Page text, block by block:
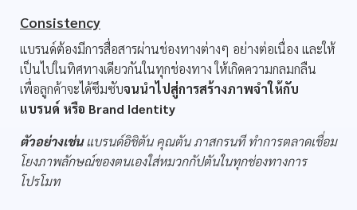
Consistency
แบรนด์ต้องมีการสื่อสารผ่านช่องทางต่างๆ อย่างต่อเนื่อง และให้
เป็นไปในทิศทางเดียวกันในทุกช่องทาง ให้เกิดความกลมกลืน
เพื่อลูกค้าจะได้ซึมซับจนนำไปสู่การสร้างภาพจำให้กับ
แบรนด์ หรือ Brand Identity
ตัวอย่างเช่นแบรนด์อิชิตัน คุณตัน ภาสกรนที ทำการตลาดเชื่อม
โยงภาพลักษณ์ของตนเองใส่หมวกกัปตันในทุกช่องทางการ
โปรโมท